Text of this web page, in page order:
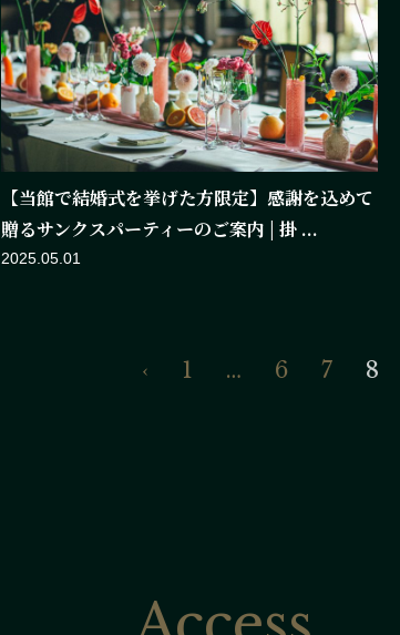
【当館で結婚式を挙げた方限定】感謝を込めて
贈るサンクスパーティーのご案内 | 掛 ...
2025.05.01
‹ 1 … 6 7 8